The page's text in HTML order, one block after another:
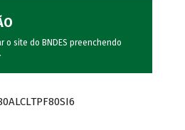
o site do BNDES preenchendo